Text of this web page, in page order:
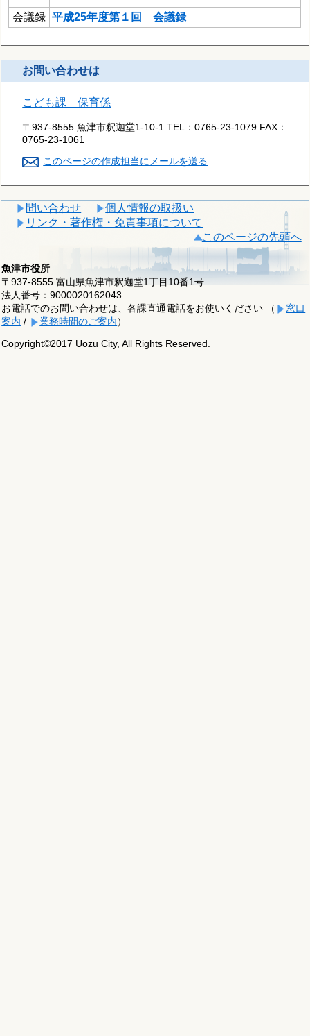
会議録 平成25年度第１回 会議録
お問い合わせは
こども課 保育係
〒937-8555 魚津市釈迦堂1-10-1 TEL：0765-23-1079 FAX：
0765-23-1061
このページの作成担当にメールを送る
問い合わせ
個人情報の取扱い
リンク・著作権・免責事項について
このページの先頭へ
魚津市役所
〒937-8555 富山県魚津市釈迦堂1丁目10番1号
法人番号：9000020162043
お電話でのお問い合わせは、各課直通電話をお使いください （
窓口
案内 / 業務時間のご案内）
Copyright©2017 Uozu City, All Rights Reserved.